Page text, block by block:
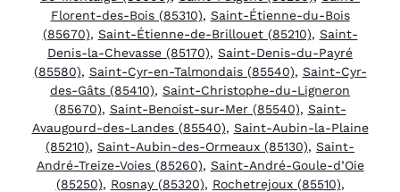
Florent-des-Bois (85310), Saint-Étienne-du-Bois
(85670), Saint-Étienne-de-Brillouet (85210), Saint-
Denis-la-Chevasse (85170), Saint-Denis-du-Payré
(85580), Saint-Cyr-en-Talmondais (85540), Saint-Cyr-
des-Gâts (85410), Saint-Christophe-du-Ligneron
(85670), Saint-Benoist-sur-Mer (85540), Saint-
Avaugourd-des-Landes (85540), Saint-Aubin-la-Plaine
(85210), Saint-Aubin-des-Ormeaux (85130), Saint-
André-Treize-Voies (85260), Saint-André-Goule-d’Oie
(85250), Rosnay (85320), Rochetrejoux (85510),